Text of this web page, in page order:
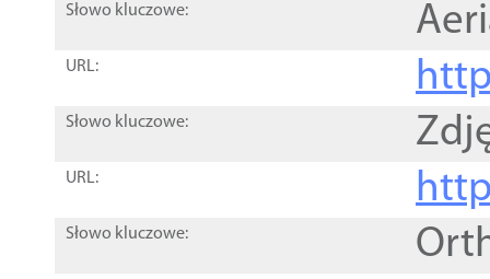
Słowo kluczowe:
URL:
Słowo kluczowe:
URL:
Słowo kluczowe: